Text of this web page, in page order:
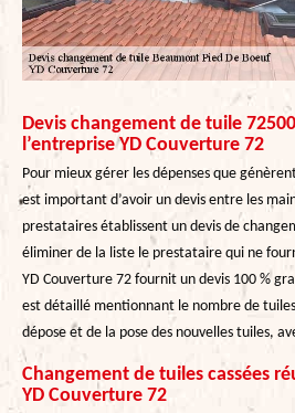
Devis changement de tuile
l’entreprise YD Couverture 72
Pour mieux gérer les dépenses que
est important d’avoir un devis entre les
prestataires établissent un devis de
éliminer de la liste le prestataire qui ne
YD Couverture 72 fournit un devis 100 %
est détaillé mentionnant le nombre de
dépose et de la pose des nouvelles tuiles,
Changement de tuiles cassées
YD Couverture 72